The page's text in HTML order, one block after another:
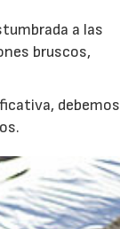
a las
bruscos,
debemos